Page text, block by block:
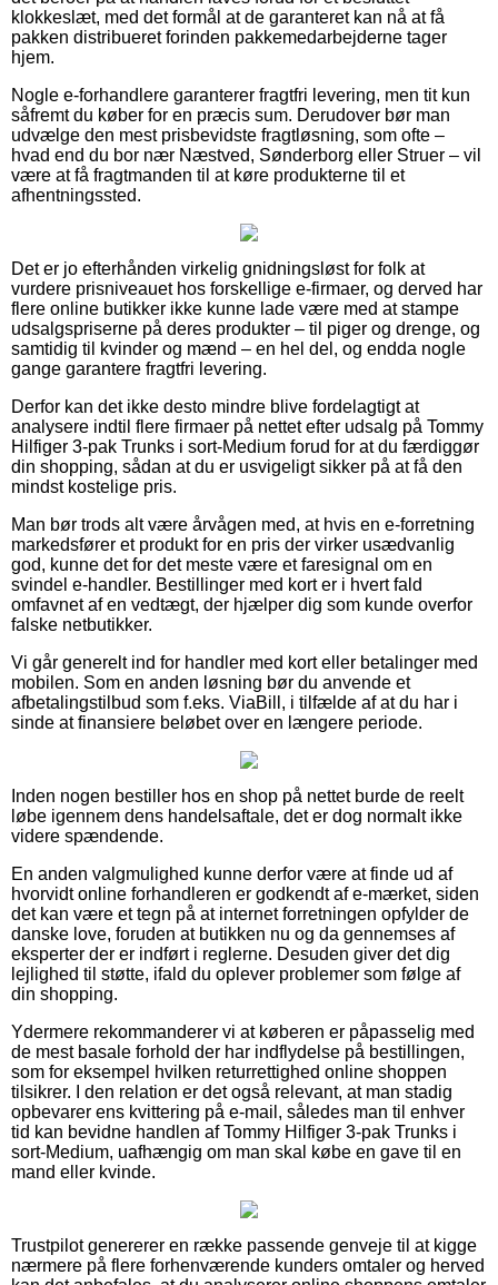
klokkeslæt, med det formål at de garanteret kan nå at få
pakken distribueret forinden pakkemedarbejderne tager
hjem.
Nogle e-forhandlere garanterer fragtfri levering, men tit kun
såfremt du køber for en præcis sum. Derudover bør man
udvælge den mest prisbevidste fragtløsning, som ofte –
hvad end du bor nær Næstved, Sønderborg eller Struer – vil
være at få fragtmanden til at køre produkterne til et
afhentningssted.
Det er jo efterhånden virkelig gnidningsløst for folk at
vurdere prisniveauet hos forskellige e-firmaer, og derved har
flere online butikker ikke kunne lade være med at stampe
udsalgspriserne på deres produkter – til piger og drenge, og
samtidig til kvinder og mænd – en hel del, og endda nogle
gange garantere fragtfri levering.
Derfor kan det ikke desto mindre blive fordelagtigt at
analysere indtil flere firmaer på nettet efter udsalg på Tommy
Hilfiger 3-pak Trunks i sort-Medium forud for at du færdiggør
din shopping, sådan at du er usvigeligt sikker på at få den
mindst kostelige pris.
Man bør trods alt være årvågen med, at hvis en e-forretning
markedsfører et produkt for en pris der virker usædvanlig
god, kunne det for det meste være et faresignal om en
svindel e-handler. Bestillinger med kort er i hvert fald
omfavnet af en vedtægt, der hjælper dig som kunde overfor
falske netbutikker.
Vi går generelt ind for handler med kort eller betalinger med
mobilen. Som en anden løsning bør du anvende et
afbetalingstilbud som f.eks. ViaBill, i tilfælde af at du har i
sinde at finansiere beløbet over en længere periode.
Inden nogen bestiller hos en shop på nettet burde de reelt
løbe igennem dens handelsaftale, det er dog normalt ikke
videre spændende.
En anden valgmulighed kunne derfor være at finde ud af
hvorvidt online forhandleren er godkendt af e-mærket, siden
det kan være et tegn på at internet forretningen opfylder de
danske love, foruden at butikken nu og da gennemses af
eksperter der er indført i reglerne. Desuden giver det dig
lejlighed til støtte, ifald du oplever problemer som følge af
din shopping.
Ydermere rekommanderer vi at køberen er påpasselig med
de mest basale forhold der har indflydelse på bestillingen,
som for eksempel hvilken returrettighed online shoppen
tilsikrer. I den relation er det også relevant, at man stadig
opbevarer ens kvittering på e-mail, således man til enhver
tid kan bevidne handlen af Tommy Hilfiger 3-pak Trunks i
sort-Medium, uafhængig om man skal købe en gave til en
mand eller kvinde.
Trustpilot genererer en række passende genveje til at kigge
nærmere på flere forhenværende kunders omtaler og herved